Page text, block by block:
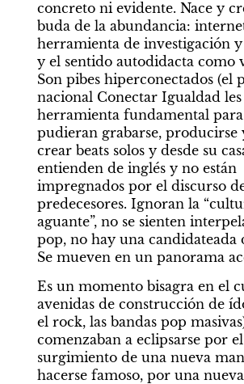
concreto ni evidente. Nace y
buda de la abundancia:
herramienta de investigación
y el sentido autodidacta como
Son pibes hiperconectados (el
nacional Conectar Igualdad
herramienta fundamental
pudieran grabarse, producirse
crear beats solos y desde su
entienden de inglés y no están
impregnados por el discurso
predecesores. Ignoran la
aguante”, no se sienten
pop, no hay una candidateada
Se mueven en un panorama
Es un momento bisagra en el
avenidas de construcción de
el rock, las bandas pop
comenzaban a eclipsarse por el
surgimiento de una nueva
hacerse famoso, por una